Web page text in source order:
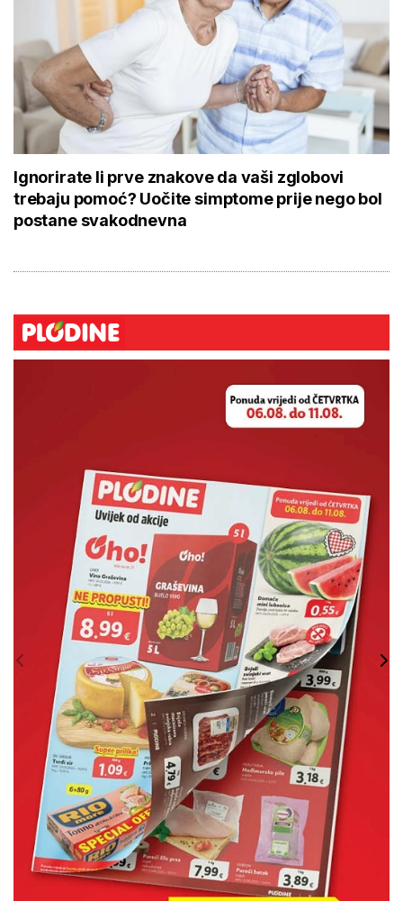
Ignorirate li prve znakove da vaši zglobovi
trebaju pomoć? Uočite simptome prije nego bol
postane svakodnevna